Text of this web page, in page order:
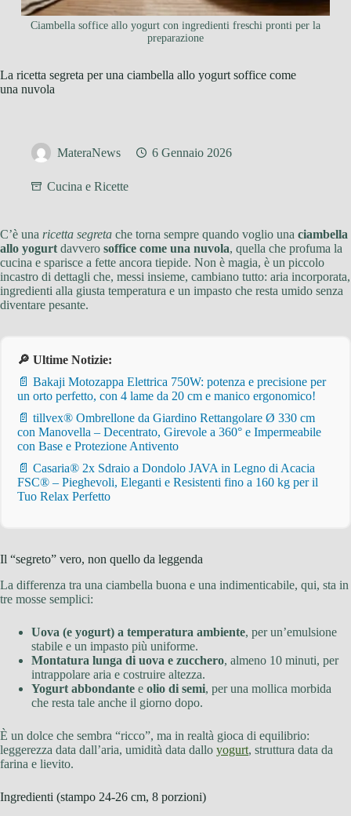
Ciambella soffice allo yogurt con ingredienti freschi pronti per la
preparazione
La ricetta segreta per una ciambella allo yogurt soffice come
una nuvola
MateraNews 6 Gennaio 2026
Cucina e Ricette
C’è una ricetta segreta che torna sempre quando voglio una ciambella
allo yogurt davvero soffice come una nuvola, quella che profuma la
cucina e sparisce a fette ancora tiepide. Non è magia, è un piccolo
incastro di dettagli che, messi insieme, cambiano tutto: aria incorporata,
ingredienti alla giusta temperatura e un impasto che resta umido senza
diventare pesante.
🔎 Ultime Notizie:
📄 Bakaji Motozappa Elettrica 750W: potenza e precisione per
un orto perfetto, con 4 lame da 20 cm e manico ergonomico!
📄 tillvex® Ombrellone da Giardino Rettangolare Ø 330 cm
con Manovella – Decentrato, Girevole a 360° e Impermeabile
con Base e Protezione Antivento
📄 Casaria® 2x Sdraio a Dondolo JAVA in Legno di Acacia
FSC® – Pieghevoli, Eleganti e Resistenti fino a 160 kg per il
Tuo Relax Perfetto
Il “segreto” vero, non quello da leggenda
La differenza tra una ciambella buona e una indimenticabile, qui, sta in
tre mosse semplici:
Uova (e yogurt) a temperatura ambiente, per un’emulsione
stabile e un impasto più uniforme.
Montatura lunga di uova e zucchero, almeno 10 minuti, per
intrappolare aria e costruire altezza.
Yogurt abbondante e olio di semi, per una mollica morbida
che resta tale anche il giorno dopo.
È un dolce che sembra “ricco”, ma in realtà gioca di equilibrio:
leggerezza data dall’aria, umidità data dallo yogurt, struttura data da
farina e lievito.
Ingredienti (stampo 24-26 cm, 8 porzioni)